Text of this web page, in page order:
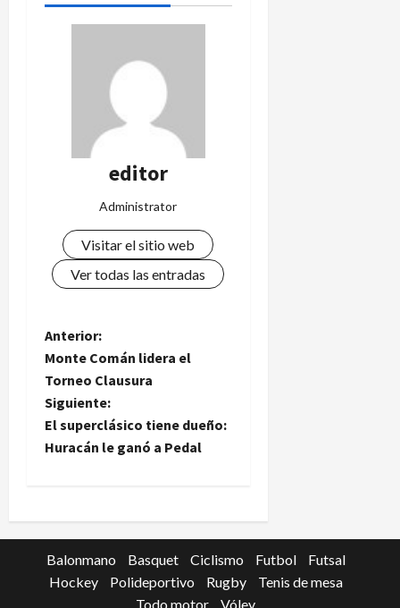
editor
Administrator
Visitar el sitio web
Ver todas las entradas
N
a
v
e
a
c
Anterior:
Monte Comán lidera el
Torneo Clausura
Siguiente:
El superclásico tiene dueño:
Huracán le ganó a Pedal
Balonmano Basquet Ciclismo Futbol
Futsal
Hockey
Polideportivo Rugby
Tenis de mesa
Todo motor
Vóley